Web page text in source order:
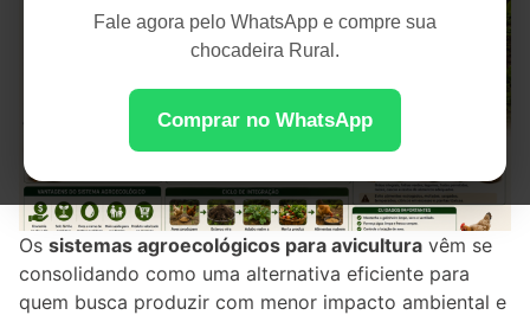
Fale agora pelo WhatsApp e compre sua
chocadeira Rural.
Comprar no WhatsApp
Os sistemas agroecológicos para avicultura vêm se
consolidando como uma alternativa eficiente para
quem busca produzir com menor impacto ambiental e